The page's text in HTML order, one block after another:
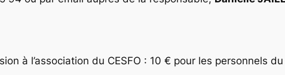
à l’association du CESFO : 10 € pour les personnels du